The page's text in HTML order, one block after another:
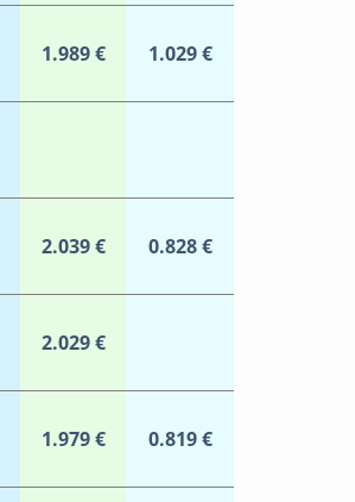
1.989 € 1.029 €
2.039 € 0.828 €
2.029 €
1.979 € 0.819 €